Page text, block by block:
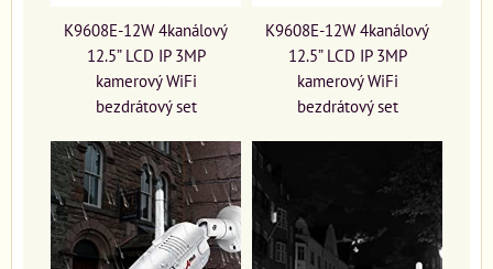
K9608E-12W 4kanálový
12.5” LCD IP 3MP
kamerový WiFi
bezdrátový set
K9608E-12W 4kanálový
12.5” LCD IP 3MP
kamerový WiFi
bezdrátový set